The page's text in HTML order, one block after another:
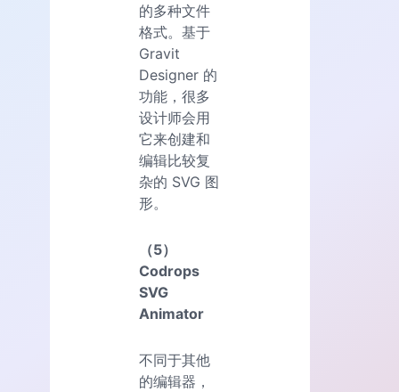
的多种文件
格式。基于
Gravit
Designer 的
功能，很多
设计师会用
它来创建和
编辑比较复
杂的 SVG 图
形。
（5）
Codrops
SVG
Animator
不同于其他
的编辑器，